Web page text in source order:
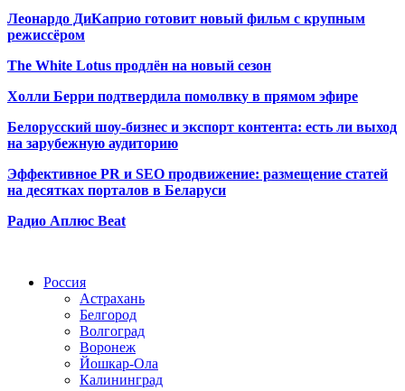
Леонардо ДиКаприо готовит новый фильм с крупным
режиссёром
The White Lotus продлён на новый сезон
Холли Берри подтвердила помолвку в прямом эфире
Белорусский шоу-бизнес и экспорт контента: есть ли выход
на зарубежную аудиторию
Эффективное PR и SEO продвижение: размещение статей
на десятках порталов в Беларуси
Радио Аплюс Beat
Россия
Астрахань
Белгород
Волгоград
Воронеж
Йошкар-Ола
Калининград